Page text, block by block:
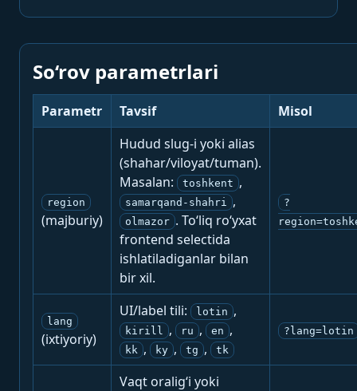
So‘rov parametrlari
Parametr Tavsif Misol
region
(majburiy)
Hudud slug-i yoki alias
(shahar/viloyat/tuman).
Masalan:
toshkent ,
samarqand-shahri ,
olmazor . To‘liq ro‘yxat
frontend selectida
ishlatiladiganlar bilan
bir xil.
?
lang
(ixtiyoriy)
UI/label tili: lotin ,
kirill , ru , en ,
kk , ky , tg , tk
?lang=lotin
Vaqt oralig‘i yoki